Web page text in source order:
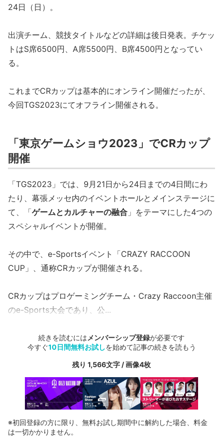
24日（日）。
出演チーム、競技タイトルなどの詳細は後日発表。チケッ
トはS席6500円、A席5500円、B席4500円となってい
る。
これまでCRカップは基本的にオンライン開催だったが、
今回TGS2023にてオフライン開催される。
「東京ゲームショウ2023」でCRカップ
開催
「TGS2023」では、9月21日から24日までの4日間にわ
たり、幕張メッセ内のイベントホールとメインステージに
て、「ゲームとカルチャーの融合 」をテーマにした4つの
スペシャルイベントが開催。
その中で、e-Sportsイベント「CRAZY RACCOON
CUP」、通称CRカップが開催される。
CRカップはプロゲーミングチーム・Crazy Raccoon主催
のe-Sports大会であり、公...
続きを読むには メンバーシップ登録が必要です
今すぐ10日間無料お試しを始めて記事の続きを読もう
残り 1,566文字 / 画像4枚
※初回登録の方に限り、無料お試し期間中に解約した場合、料金
は一切かかりません。